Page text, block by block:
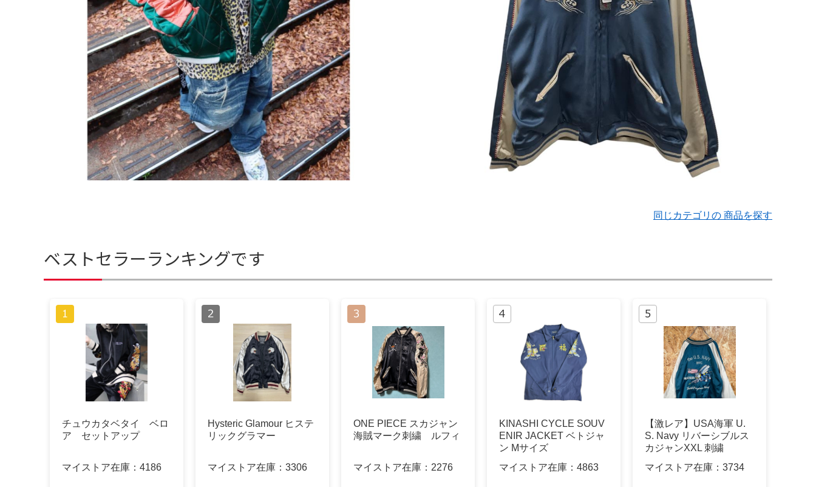
同じカテゴリの 商品を探す
ベストセラーランキングです
チュウカタベタイ ベロ
ア セットアップ
マイストア在庫： 4186
Hysteric Glamour ヒステ
リックグラマー
マイストア在庫： 3306
ONE PIECE スカジャン
海賊マーク刺繍 ルフィ
マイストア在庫： 2276
KINASHI CYCLE SOUV
ENIR JACKET ベトジャ
ン Mサイズ
マイストア在庫： 4863
【激レア】USA海軍 U.
S. Navy リバーシブルス
カジャンXXL 刺繍
マイストア在庫： 3734